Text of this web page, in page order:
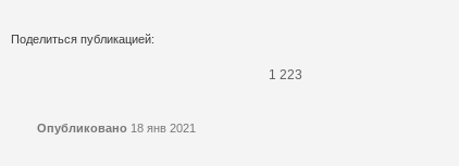
Поделиться публикацией:
1 223
Опубликовано 18 янв 2021